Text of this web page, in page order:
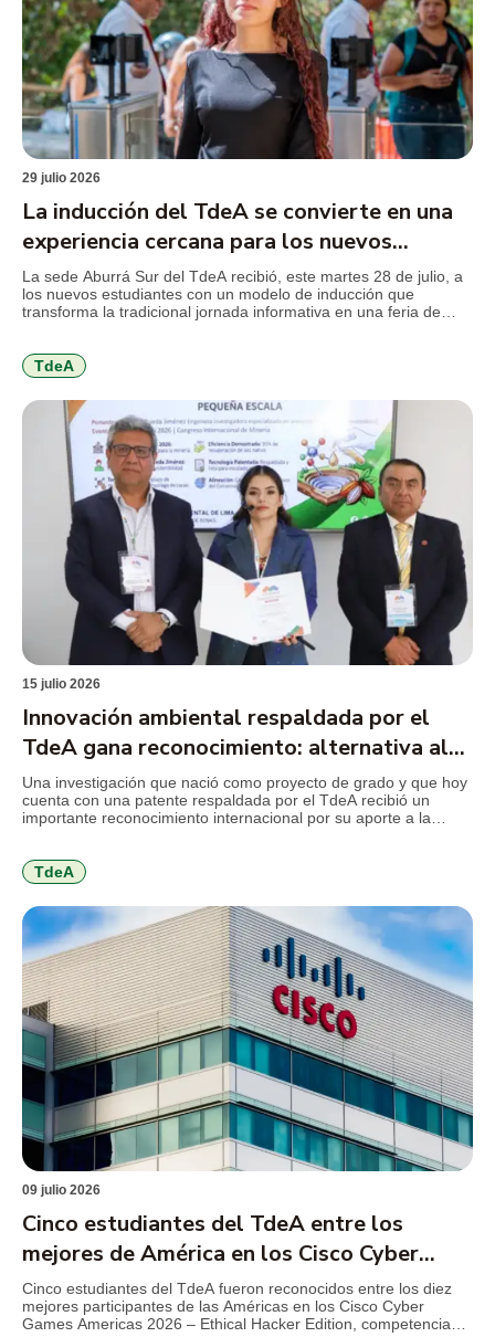
29 julio 2026
La inducción del TdeA se convierte en una
experiencia cercana para los nuevos
estudiantes
La sede Aburrá Sur del TdeA recibió, este martes 28 de julio, a
los nuevos estudiantes con un modelo de inducción que
transforma la tradicional jornada informativa en una feria de
programas y beneficios que encontrarán durante […]
TdeA
15 julio 2026
Innovación ambiental respaldada por el
TdeA gana reconocimiento: alternativa al
mercurio en la minería
Una investigación que nació como proyecto de grado y que hoy
cuenta con una patente respaldada por el TdeA recibió un
importante reconocimiento internacional por su aporte a la
elaborado a partir de la cáscara de cacao, una […]
TdeA
09 julio 2026
Cinco estudiantes del TdeA entre los
mejores de América en los Cisco Cyber
Games 2026
Cinco estudiantes del TdeA fueron reconocidos entre los diez
mejores participantes de las Américas en los Cisco Cyber
Games Americas 2026 – Ethical Hacker Edition, competencia